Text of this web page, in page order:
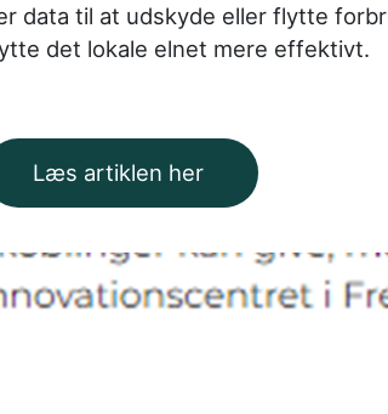
data til at udskyde eller flytte
det lokale elnet mere effektivt.
Læs artiklen her